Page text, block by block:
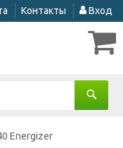
Контакты Вход
Energizer